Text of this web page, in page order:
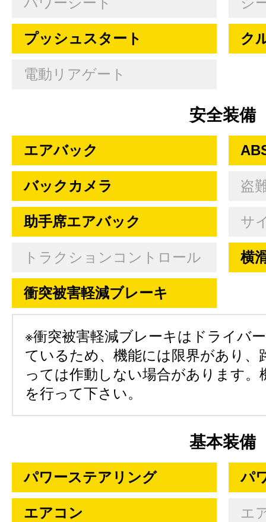
プッシュスタート ク
電動リアゲート
安全装備
エアバック
バックカメラ 盗
助手席エアバック サ
トラクションコントロール 横
衝突被害軽減ブレーキ
※衝突被害軽減ブレーキはドライバ
ているため、機能には限界があり、
っては作動しない場合があります。
を行って下さい。
基本装備
パワーステアリング パ
エアコン エ